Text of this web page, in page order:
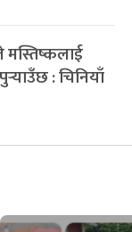
: चिनियाँ